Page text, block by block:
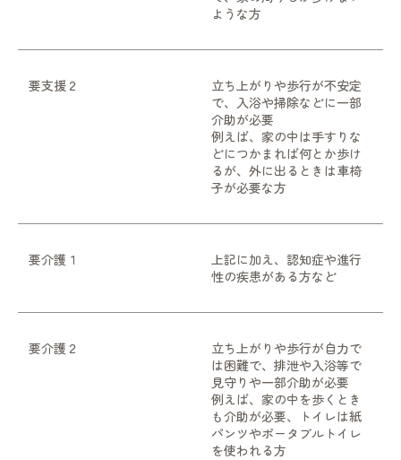
ような方
要支援２
立ち上がりや歩行が不安定
で、入浴や掃除などに一部
介助が必要
例えば、家の中は手すりな
どにつかまれば何とか歩け
るが、外に出るときは車椅
子が必要な方
要介護１
上記に加え、認知症や進行
性の疾患がある方など
要介護２
立ち上がりや歩行が自力で
は困難で、排泄や入浴等で
見守りや一部介助が必要
例えば、家の中を歩くとき
も介助が必要、トイレは紙
パンツやポータブルトイレ
を使われる方